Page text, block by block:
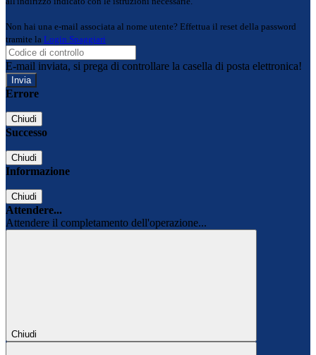
Non hai una e-mail associata al nome utente? Effettua il reset della password
tramite la Login Spaggiari
E-mail inviata, si prega di controllare la casella di posta elettronica!
Errore
Chiudi
Successo
Chiudi
Informazione
Chiudi
Attendere...
Attendere il completamento dell'operazione...
Chiudi